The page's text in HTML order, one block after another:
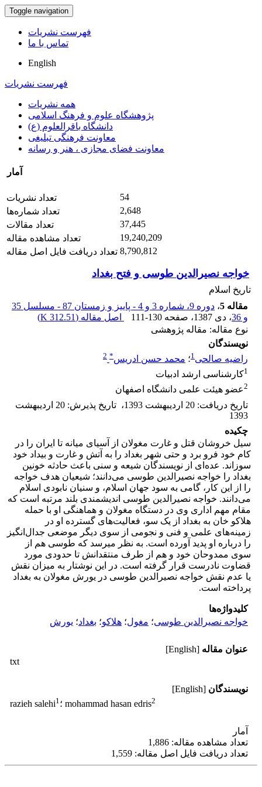
Toggle navigation
فهرست نشریات
تماس با ما
English
فهرست نشریات
همه نشریات
پژوهشگاه علوم و فرهنگ اسلامی
دانشگاه باقرالعلوم (ع)
معاونت فرهنگی تبلیغی
معاونت فضای مجازی ، هنر و رسانه
آمار
تعداد نشریات
54
تعداد شماره‌ها
2,648
تعداد مقالات
37,445
تعداد مشاهده مقاله
19,240,209
تعداد دریافت فایل اصل مقاله 8,790,812
خواجه نصیرالدین طوسی و فتح بغداد
تاریخ اسلام
مقاله 5
،
دوره 9، شماره 3 و 4 - پاییز و زمستان 87 - مسلسل 35
و 36
، دی 1387 ، صفحه 111-130 اصل مقاله (312.51 K
)
نوع مقاله: مقاله پژوهشی
نویسندگان
راضیه صالحی 1؛ محمد حسن ادریس*
2
1کارشناسی ارشد ادبیات
2عضو هیئت علمی دانشگاه اصفهان
تاریخ دریافت: 20 اردیبهشت 1393 ، تاریخ پذیرش:
20 اردیبهشت
1393
چکیده
سیل خروشان قتل و غارت مغولان از آسیای میانه تا ایران را در
کام خود فرو برد و حتی شهر بغداد را به آتش و غارت و بیداد خود
سوزاند. عده‌ای از نویسندگان شیعه و سنی باعث حادثه خونین
بغداد را خواجه نصیرالدین طوسی می‌دانند؛ شیعیان هدف خواجه
را از این کار، گامی به سود جهان اسلام، و سنیان نابودی اسلام
می‌دانند. خواجه نصیرالدین طوسی اندیشمندی بلند مرتبه است که
مقام مهم اداری وی در دستگاه مغولان و هماهنگی او با حمله
هلاکو خان به بغداد از یک سو، فعالیت‌های گسترده او در
زمینه‌های علمی و فنی و نجومی از سوی دیگر موضعی جدال‌انگیز
را درباره او پدید آورده است. به نظر می­رسد که طوسی هم از
سوی ممدوحان خود و هم از طرف منتقدانش تا حدودی مورد
قضاوت نادرست قرار گرفته است. در این نوشتار به میزان نقش
یا عدم نقش خواجه نصیرالدین طوسی در یورش مغولان به بغداد
‌پرداخته است.
کلیدواژه‌ها
خواجه نصیرالدین طوسی؛ مغول؛ هلاکو؛ بغداد؛ یورش
عنوان مقاله [English]
txt
نویسندگان [English]
razieh salehi1 ؛ mohammad hasan edris2
آمار
تعداد مشاهده مقاله: 1,886
تعداد دریافت فایل اصل مقاله: 1,559